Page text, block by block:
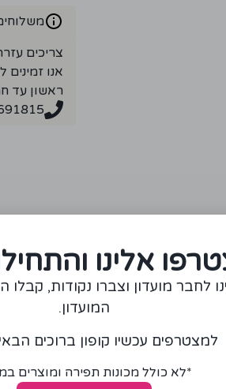
משלוחים
צריכים
אנו
ראשון עד חמישי
מומלצים
אלינו
לחבר מועדון וצברו נקודות, קבלו
המועדון.
למצטרפים עכשיו קופון ברוכים הבאים
*לא כולל מכונות תפירה ומוצרים